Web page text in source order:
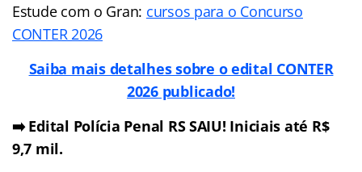
Estude com o Gran: cursos para o Concurso
CONTER 2026
Saiba mais detalhes sobre o edital CONTER
2026 publicado!
➡️ Edital Polícia Penal RS SAIU! Iniciais até R$
9,7 mil.